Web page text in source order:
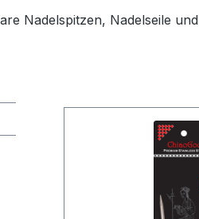
Nadelspitzen, Nadelseile